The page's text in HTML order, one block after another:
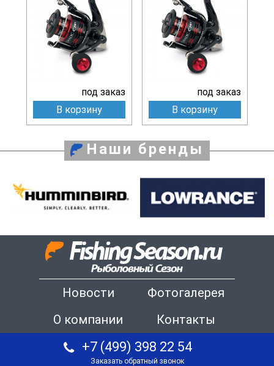
под заказ
В корзину
под заказ
В корзину
Наши бренды
Новости
Фотогалерея
О компании
Контакты
+7 (499) 398 22 54
Заказать обратный звонок